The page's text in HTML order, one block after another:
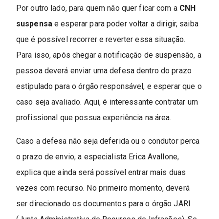
Por outro lado, para quem não quer ficar com a CNH
suspensae esperar para poder voltar a dirigir, saiba
que é possível recorrer e reverter essa situação.
Para isso, após chegar a notificação de suspensão, a
pessoa deverá enviar uma defesa dentro do prazo
estipulado para o órgão responsável, e esperar que o
caso seja avaliado. Aqui, é interessante contratar um
profissional que possua experiência na área.
Caso a defesa não seja deferida ou o condutor perca
o prazo de envio, a especialista Erica Avallone,
explica que ainda será possível entrar mais duas
vezes com recurso. No primeiro momento, deverá
ser direcionado os documentos para o órgão JARI